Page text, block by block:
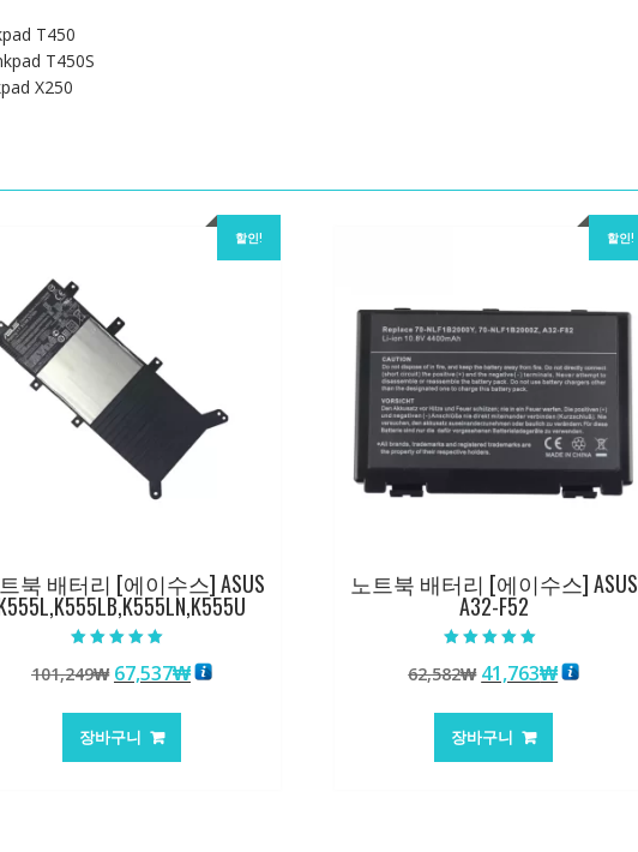
T450
T450S
X250
할인!
북 배터리 [에이수스] ASUS
5.00
로 평가됨
101,249₩ 원
가
격:
67,537₩현
장바구니
할인!
노트북 배터리 [에이수스] ASUS
A32-F52
5.00
로 평가됨
62,582₩ 원
가
격:
41,763₩현
장바구니